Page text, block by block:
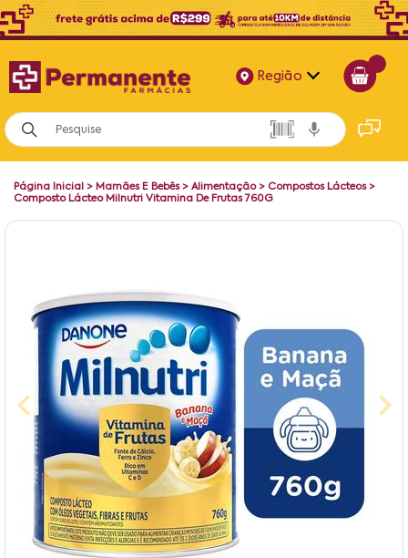
Região
Alagoas
Bahia
Página Inicial > Mamães E Bebês> Alimentação> Compostos Lácteos>
Composto Lácteo Milnutri Vitamina De Frutas 760G